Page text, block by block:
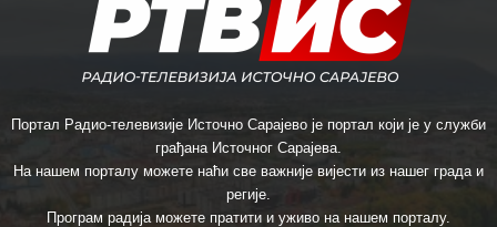
Портал Радио-телевизије Источно Сарајево је портал који је у служби
грађана Источног Сарајева.
На нашем порталу можете наћи све важније вијести из нашег града и
регије.
Програм радија можете пратити и уживо на нашем порталу.